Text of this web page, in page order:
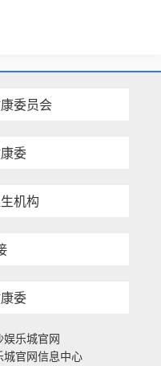
委员会
委
机构
委
娱乐城官网
城官网信息中心